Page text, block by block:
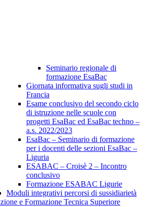
Seminario regionale di
formazione EsaBac
Giornata informativa sugli studi in
Francia
Esame conclusivo del secondo ciclo
di istruzione nelle scuole con
progetti EsaBac ed EsaBac techno –
a.s. 2022/2023
EsaBac – Seminario di formazione
per i docenti delle sezioni EsaBac –
Liguria
ESABAC – Croisè 2 – Incontro
conclusivo
Formazione ESABAC Ligurie
Moduli integrativi percorsi di sussidiarietà
e Formazione Tecnica Superiore